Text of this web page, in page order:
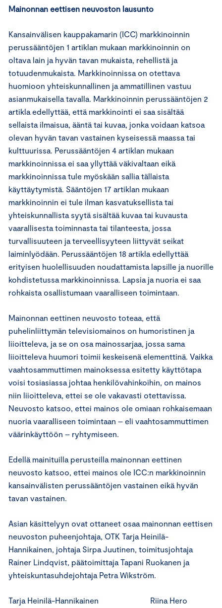
Mainonnan eettisen neuvoston lausunto
Kansainvälisen kauppakamarin (ICC) markkinoinnin
perussääntöjen 1 artiklan mukaan markkinoinnin on
oltava lain ja hyvän tavan mukaista, rehellistä ja
totuudenmukaista. Markkinoinnissa on otettava
huomioon yhteiskunnallinen ja ammatillinen vastuu
asianmukaisella tavalla. Markkinoinnin perussääntöjen 2
artikla edellyttää, että markkinointi ei saa sisältää
sellaista ilmaisua, ääntä tai kuvaa, jonka voidaan katsoa
olevan hyvän tavan vastainen kyseisessä maassa tai
kulttuurissa. Perussääntöjen 4 artiklan mukaan
markkinoinnissa ei saa yllyttää väkivaltaan eikä
markkinoinnissa tule myöskään sallia tällaista
käyttäytymistä. Sääntöjen 17 artiklan mukaan
markkinoinnin ei tule ilman kasvatuksellista tai
yhteiskunnallista syytä sisältää kuvaa tai kuvausta
vaarallisesta toiminnasta tai tilanteesta, jossa
turvallisuuteen ja terveellisyyteen liittyvät seikat
laiminlyödään. Perussääntöjen 18 artikla edellyttää
erityisen huolellisuuden noudattamista lapsille ja nuorille
kohdistetussa markkinoinnissa. Lapsia ja nuoria ei saa
rohkaista osallistumaan vaaralliseen toimintaan.
Mainonnan eettinen neuvosto toteaa, että
puhelinliittymän televisiomainos on humoristinen ja
liioitteleva, ja se on osa mainossarjaa, jossa sama
liioitteleva huumori toimii keskeisenä elementtinä. Vaikka
vaahtosammuttimen mainoksessa esitetty käyttötapa
voisi tosiasiassa johtaa henkilövahinkoihin, on mainos
niin liioitteleva, ettei se ole vakavasti otettavissa.
Neuvosto katsoo, ettei mainos ole omiaan rohkaisemaan
nuoria vaaralliseen toimintaan – eli vaahtosammuttimen
väärinkäyttöön – ryhtymiseen.
Edellä mainituilla perusteilla mainonnan eettinen
neuvosto katsoo, ettei mainos ole ICC:n markkinoinnin
kansainvälisten perussääntöjen vastainen eikä hyvän
tavan vastainen.
Asian käsittelyyn ovat ottaneet osaa mainonnan eettisen
neuvoston puheenjohtaja, OTK Tarja Heinilä-
Hannikainen, johtaja Sirpa Juutinen, toimitusjohtaja
Rainer Lindqvist, päätoimittaja Tapani Ruokanen ja
yhteiskuntasuhdejohtaja Petra Wikström.
Tarja Heinilä-Hannikainen Riina Hero